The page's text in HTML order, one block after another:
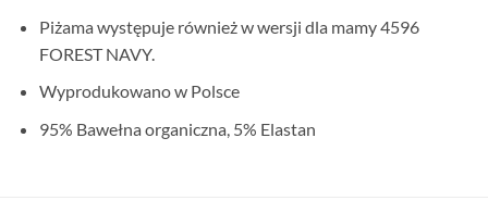
Piżama występuje również w wersji dla mamy 4596
FOREST NAVY.
Wyprodukowano w Polsce
95% Bawełna organiczna, 5% Elastan